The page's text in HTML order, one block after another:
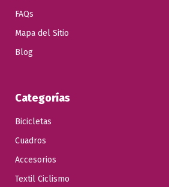
FAQs
Mapa del Sitio
Blog
Categorías
Bicicletas
Cuadros
Accesorios
Textil Ciclismo